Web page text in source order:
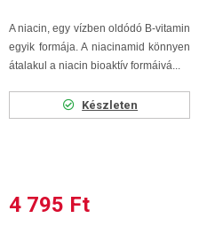
A niacin, egy vízben oldódó B-vitamin
egyik formája. A niacinamid könnyen
átalakul a niacin bioaktív formáivá...
Készleten
4 795 Ft